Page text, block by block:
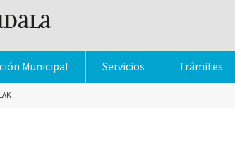
Municipal Servicios Trámites
está aquí